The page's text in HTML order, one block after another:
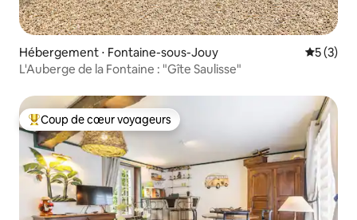
Hébergement ⋅ Fontaine-sous-Jouy
5 (3)
L'Auberge de la Fontaine : "Gîte Saulisse"
Coups de cœur voyageurs les plus appréciés
Coup de cœur voyageurs